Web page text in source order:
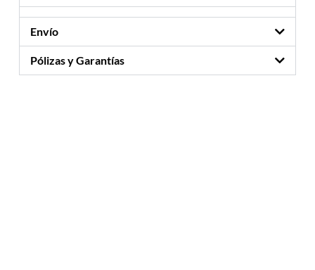
Envío
Pólizas y Garantías